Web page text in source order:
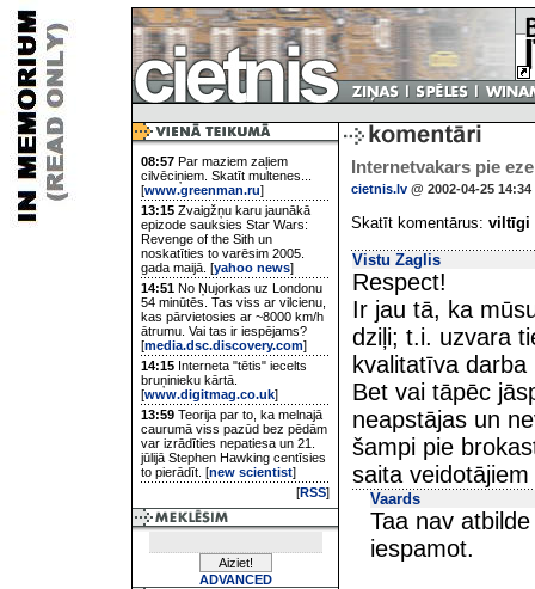
08:57 Par maziem zaļiem
cilvēciņiem. Skatīt multenes...
[www.greenman.ru]
13:15 Zvaigžņu karu jaunākā
epizode sauksies Star Wars:
Revenge of the Sith un
noskatīties to varēsim 2005.
gada maijā. [yahoo news]
14:51 No Ņujorkas uz Londonu
54 minūtēs. Tas viss ar vilcienu,
kas pārvietosies ar ~8000 km/h
ātrumu. Vai tas ir iespējams?
[media.dsc.discovery.com]
14:15 Interneta "tētis" iecelts
bruņinieku kārtā.
[www.digitmag.co.uk]
13:59 Teorija par to, ka melnajā
caurumā viss pazūd bez pēdām
var izrādīties nepatiesa un 21.
jūlijā Stephen Hawking centīsies
to pierādīt. [new scientist]
[RSS]
ADVANCED
Internetvakars pie
cietnis.lv @ 2002-04-25 14:34
Skatīt komentārus: viltīgi
Vistu Zaglis
Respect!
Ir jau tā, ka
dziļi; t.i. uzvara
kvalitatīva
Bet vai tāpēc
neapstājas un
šampi pie
saita
Vaards
Taa nav
iespamot.